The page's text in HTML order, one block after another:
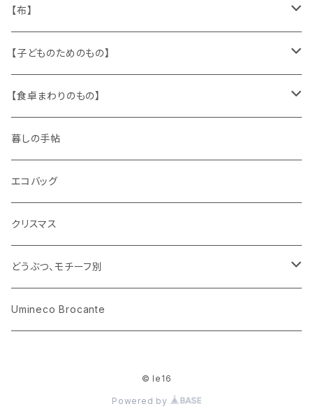
キャラクター
ピノキオ
缶、箱
陶磁器
文房具
木製品
ミニチュア、ドールハウス
袋、箱、ナプキン、コースター
パズル、ゲーム
古本、古雑誌、古えほん
古レコード
古せっけん
ラッピングペーパー、壁紙
文房具
メタル
ガラス
プラスチック
紙
チロルテープ・イニシャルテープ
トリム
ワッペン
【布】
キッチンクロス、ナプキン
ニット
布地
【子どものためのもの】
身に着けるもの
【食卓まわりのもの】
ガラス
花びん
小物入れ
陶磁器
カップアンドソーサー
プレート
木製品
ホーロー
メタル
暮しの手帖
エコバッグ
クリスマス
どうぶつ、モチーフ別
くま、ベア
Umineco Brocante
© le16
Powered by